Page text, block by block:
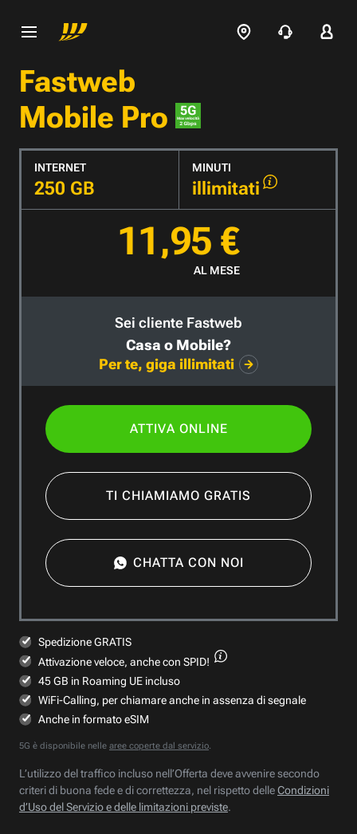
Fastweb
Mobile Pro
INTERNET
250 GB
MINUTI
illimitati
11,95 €
AL MESE
Sei cliente Fastweb
Casa o Mobile?
Per te, giga illimitati
ATTIVA ONLINE
TI CHIAMIAMO GRATIS
CHATTA CON NOI
Spedizione GRATIS
Attivazione veloce, anche con SPID!
45 GB in Roaming UE incluso
WiFi-Calling, per chiamare anche in assenza di segnale
Anche in formato eSIM
5G è disponibile nelle aree coperte dal servizio.
L’utilizzo del traffico incluso nell’Offerta deve avvenire secondo
criteri di buona fede e di correttezza, nel rispetto delleCondizioni
d’Uso del Servizio e delle limitazioni previste.